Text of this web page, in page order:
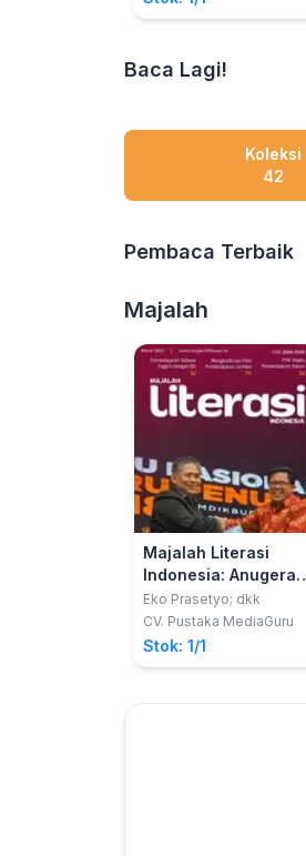
Baca Lagi!
Koleksi
42
Pembaca Terbaik
Majalah
Majalah Literasi
Indonesia: Anugerah
Penghargaan 2018
Tokoh Penggerak
Literasi Nasional
Eko Prasetyo; dkk
CV. Pustaka MediaGuru
Stok: 1/1